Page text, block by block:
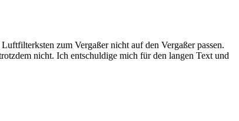
zum Vergaßer nicht auf den Vergaßer passen.
nicht. Ich entschuldige mich für den langen Text und